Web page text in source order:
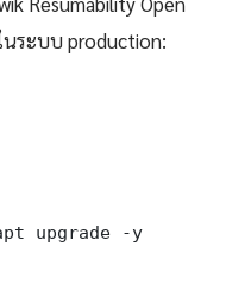
นระบบ production:
upgrade -y